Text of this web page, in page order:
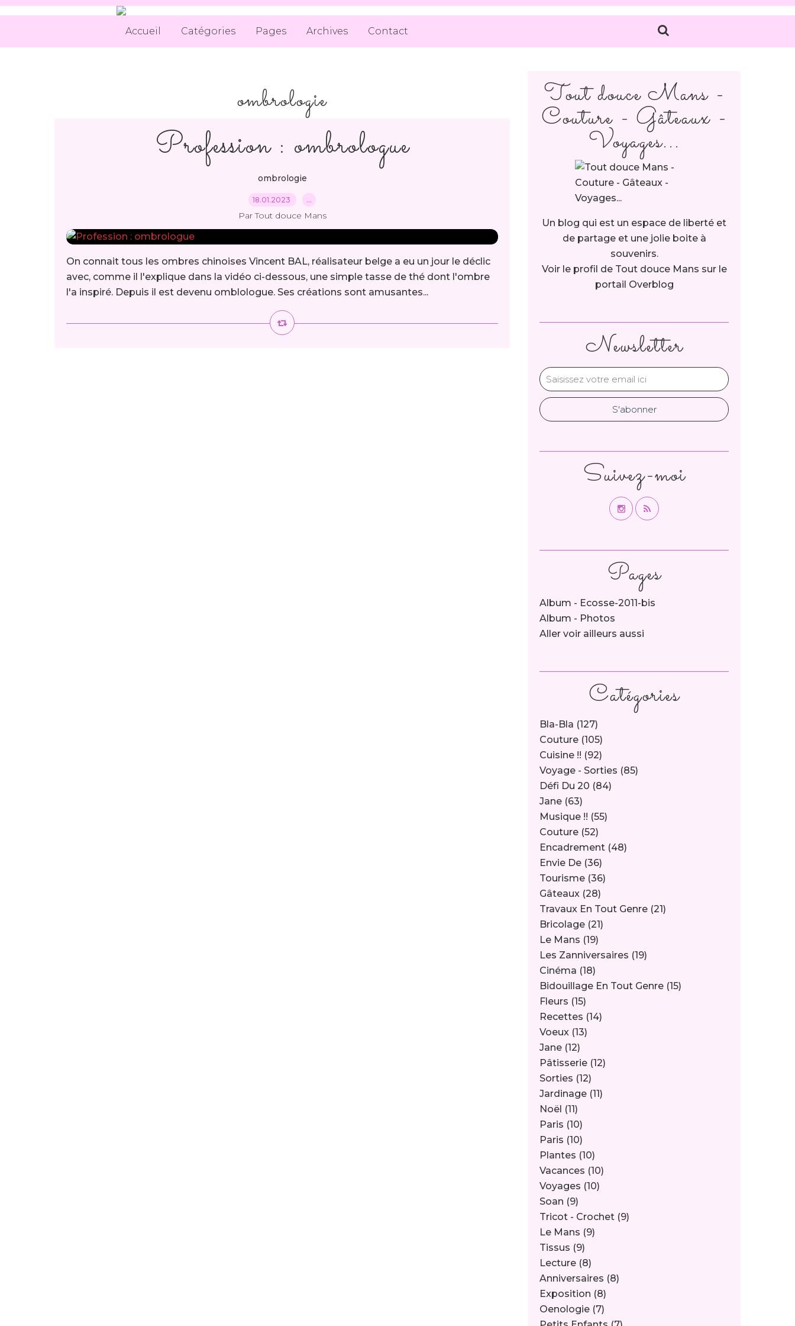
Accueil Catégories Pages Archives Contact
ombrologie
Profession : ombrologue
ombrologie
18.01.2023 …
Par Tout douce Mans
On connait tous les ombres chinoises Vincent BAL, réalisateur belge a eu un jour le déclic
avec, comme il l'explique dans la vidéo ci-dessous, une simple tasse de thé dont l'ombre
l'a inspiré. Depuis il est devenu omblologue. Ses créations sont amusantes...
Newsletter
Catégories
Bla-Bla (127)
Couture (105)
Cuisine !! (92)
Voyage - Sorties (85)
Défi Du 20 (84)
Jane (63)
Musique !! (55)
Couture (52)
Encadrement (48)
Envie De (36)
Tourisme (36)
Gâteaux (28)
Travaux En Tout Genre (21)
Bricolage (21)
Le Mans (19)
Les Zanniversaires (19)
Cinéma (18)
Bidouillage En Tout Genre (15)
Fleurs (15)
Recettes (14)
Voeux (13)
Jane (12)
Pâtisserie (12)
Sorties (12)
Jardinage (11)
Noël (11)
Paris (10)
Paris (10)
Plantes (10)
Vacances (10)
Voyages (10)
Soan (9)
Tricot - Crochet (9)
Le Mans (9)
Tissus (9)
Lecture (8)
Anniversaires (8)
Exposition (8)
Oenologie (7)
Pages
Album - Ecosse-2011-bis
Album - Photos
Aller voir ailleurs aussi
Tout douce Mans -
Couture - Gâteaux -
Voyages...
Un blog qui est un espace de liberté et
de partage et une jolie boite à
souvenirs.
Voir le profil de Tout douce Mans sur le
portail Overblog
Suivez-moi